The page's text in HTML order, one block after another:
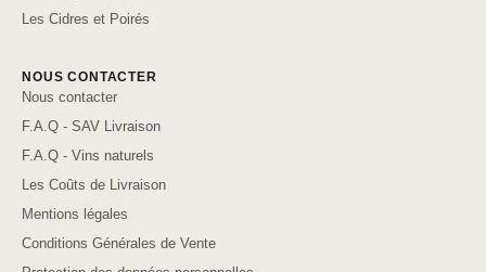
Les Cidres et Poirés
NOUS CONTACTER
Nous contacter
F.A.Q - SAV Livraison
F.A.Q - Vins naturels
Les Coûts de Livraison
Mentions légales
Conditions Générales de Vente